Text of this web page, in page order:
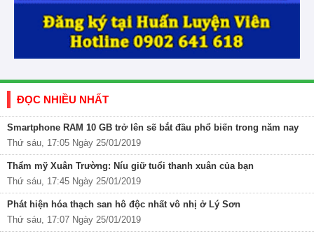
ĐỌC NHIỀU NHẤT
Smartphone RAM 10 GB trở lên sẽ bắt đầu phổ biến trong năm nay
Thứ sáu, 17:05 Ngày 25/01/2019
Thẩm mỹ Xuân Trường: Níu giữ tuổi thanh xuân của bạn
Thứ sáu, 17:45 Ngày 25/01/2019
Phát hiện hóa thạch san hô độc nhất vô nhị ở Lý Sơn
Thứ sáu, 17:07 Ngày 25/01/2019